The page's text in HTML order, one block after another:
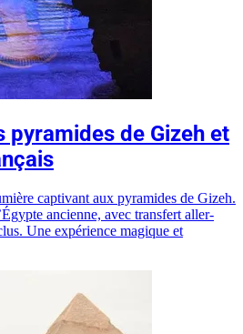
pyramides de Gizeh et
captivant aux pyramides de Gizeh.
ancienne, avec transfert aller-
Une expérience magique et